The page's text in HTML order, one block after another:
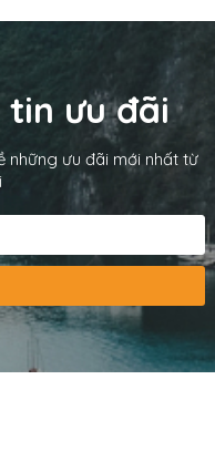
ưu đãi
ưu đãi mới nhất từ